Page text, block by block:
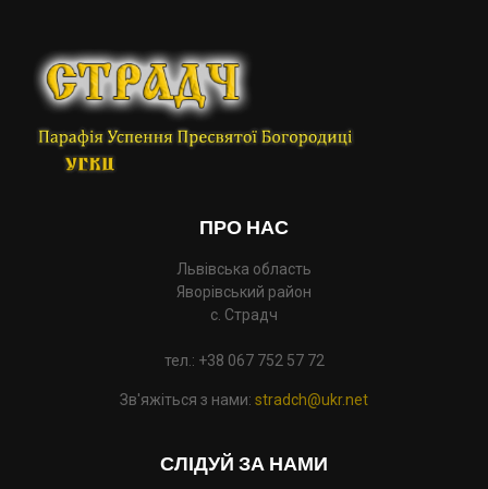
ПРО НАС
Львівська область
Яворівський район
с. Страдч
тел.: +38 067 752 57 72
Зв'яжіться з нами: stradch@ukr.net
СЛІДУЙ ЗА НАМИ